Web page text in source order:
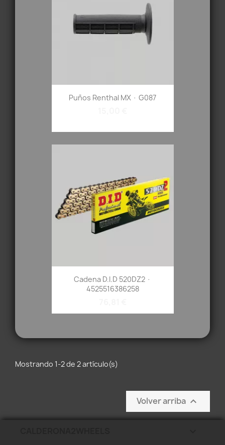
Puños Renthal MX · G087
Cadena D.I.D 520DZ2 ·
4525516386258
Mostrando 1-2 de 2 artículo(s)
Volver arriba 